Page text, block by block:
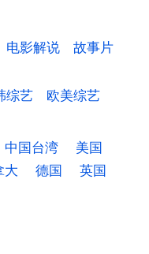
电影解说
故事片
综艺
欧美综艺
中国台湾
美国
大 德国
英国